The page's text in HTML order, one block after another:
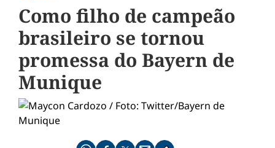
Como filho de campeão
brasileiro se tornou
promessa do Bayern de
Munique